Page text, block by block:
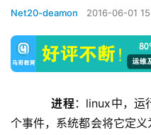
Net20-deamon 2016-06-01
进程：linux中，运
个事件，系统都会将它定义